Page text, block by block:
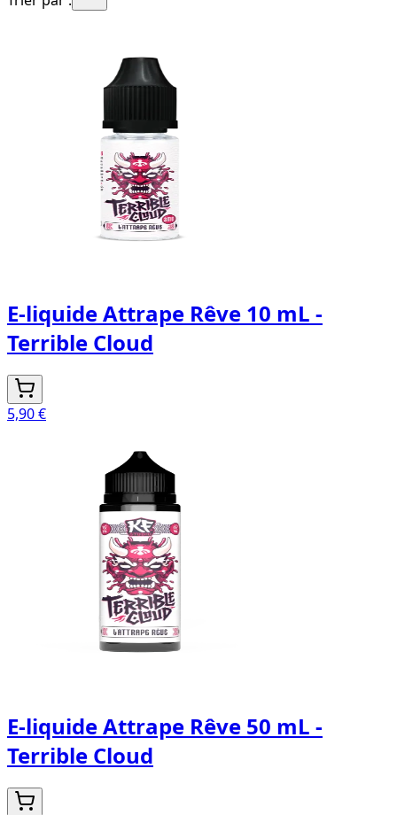
E-liquide Attrape Rêve 10 mL -
Terrible Cloud
5,90 €
E-liquide Attrape Rêve 50 mL -
Terrible Cloud